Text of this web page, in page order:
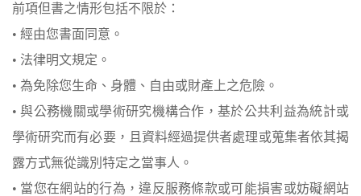
前項但書之情形包括不限於：
• 經由您書面同意。
• 法律明文規定。
• 為免除您生命、身體、自由或財產上之危險。
• 與公務機關或學術研究機構合作，基於公共利益為統計或
學術研究而有必要，且資料經過提供者處理或蒐集者依其揭
露方式無從識別特定之當事人。
• 當您在網站的行為，違反服務條款或可能損害或妨礙網站